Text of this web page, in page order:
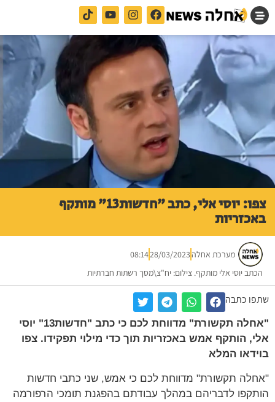
צפו: יוסי אלי, כתב "חדשות13" מותקף
באכזריות
מערכת אחלה28/03/2023
08:14
הכתב יוסי אלי מותקף. צילום: יח"צ\מסך רשתות חברתיות
שתפו כתבה
"אחלה תקשורת" מדווחת לכם כי כתב "חדשות13" יוסי
אלי, הותקף אמש באכזריות תוך כדי מילוי תפקידו. צפו
בוידאו המלא
"אחלה תקשורת" מדווחת לכם כי אמש, שני כתבי חדשות
הותקפו לדבריהם במהלך עבודתם בהפגנת תומכי הרפורמה